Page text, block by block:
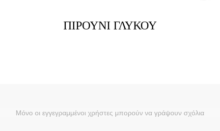
ΠΙΡΟΥΝΙ ΓΛΥΚΟΥ
Μόνο οι εγγεγραμμένοι χρήστες μπορούν να γράψουν σχόλια